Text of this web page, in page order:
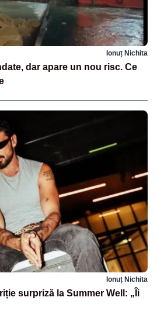
Ionuț Nichita
dar apare un nou risc. Ce
Ionuț Nichita
surpriză la Summer Well: „Îi